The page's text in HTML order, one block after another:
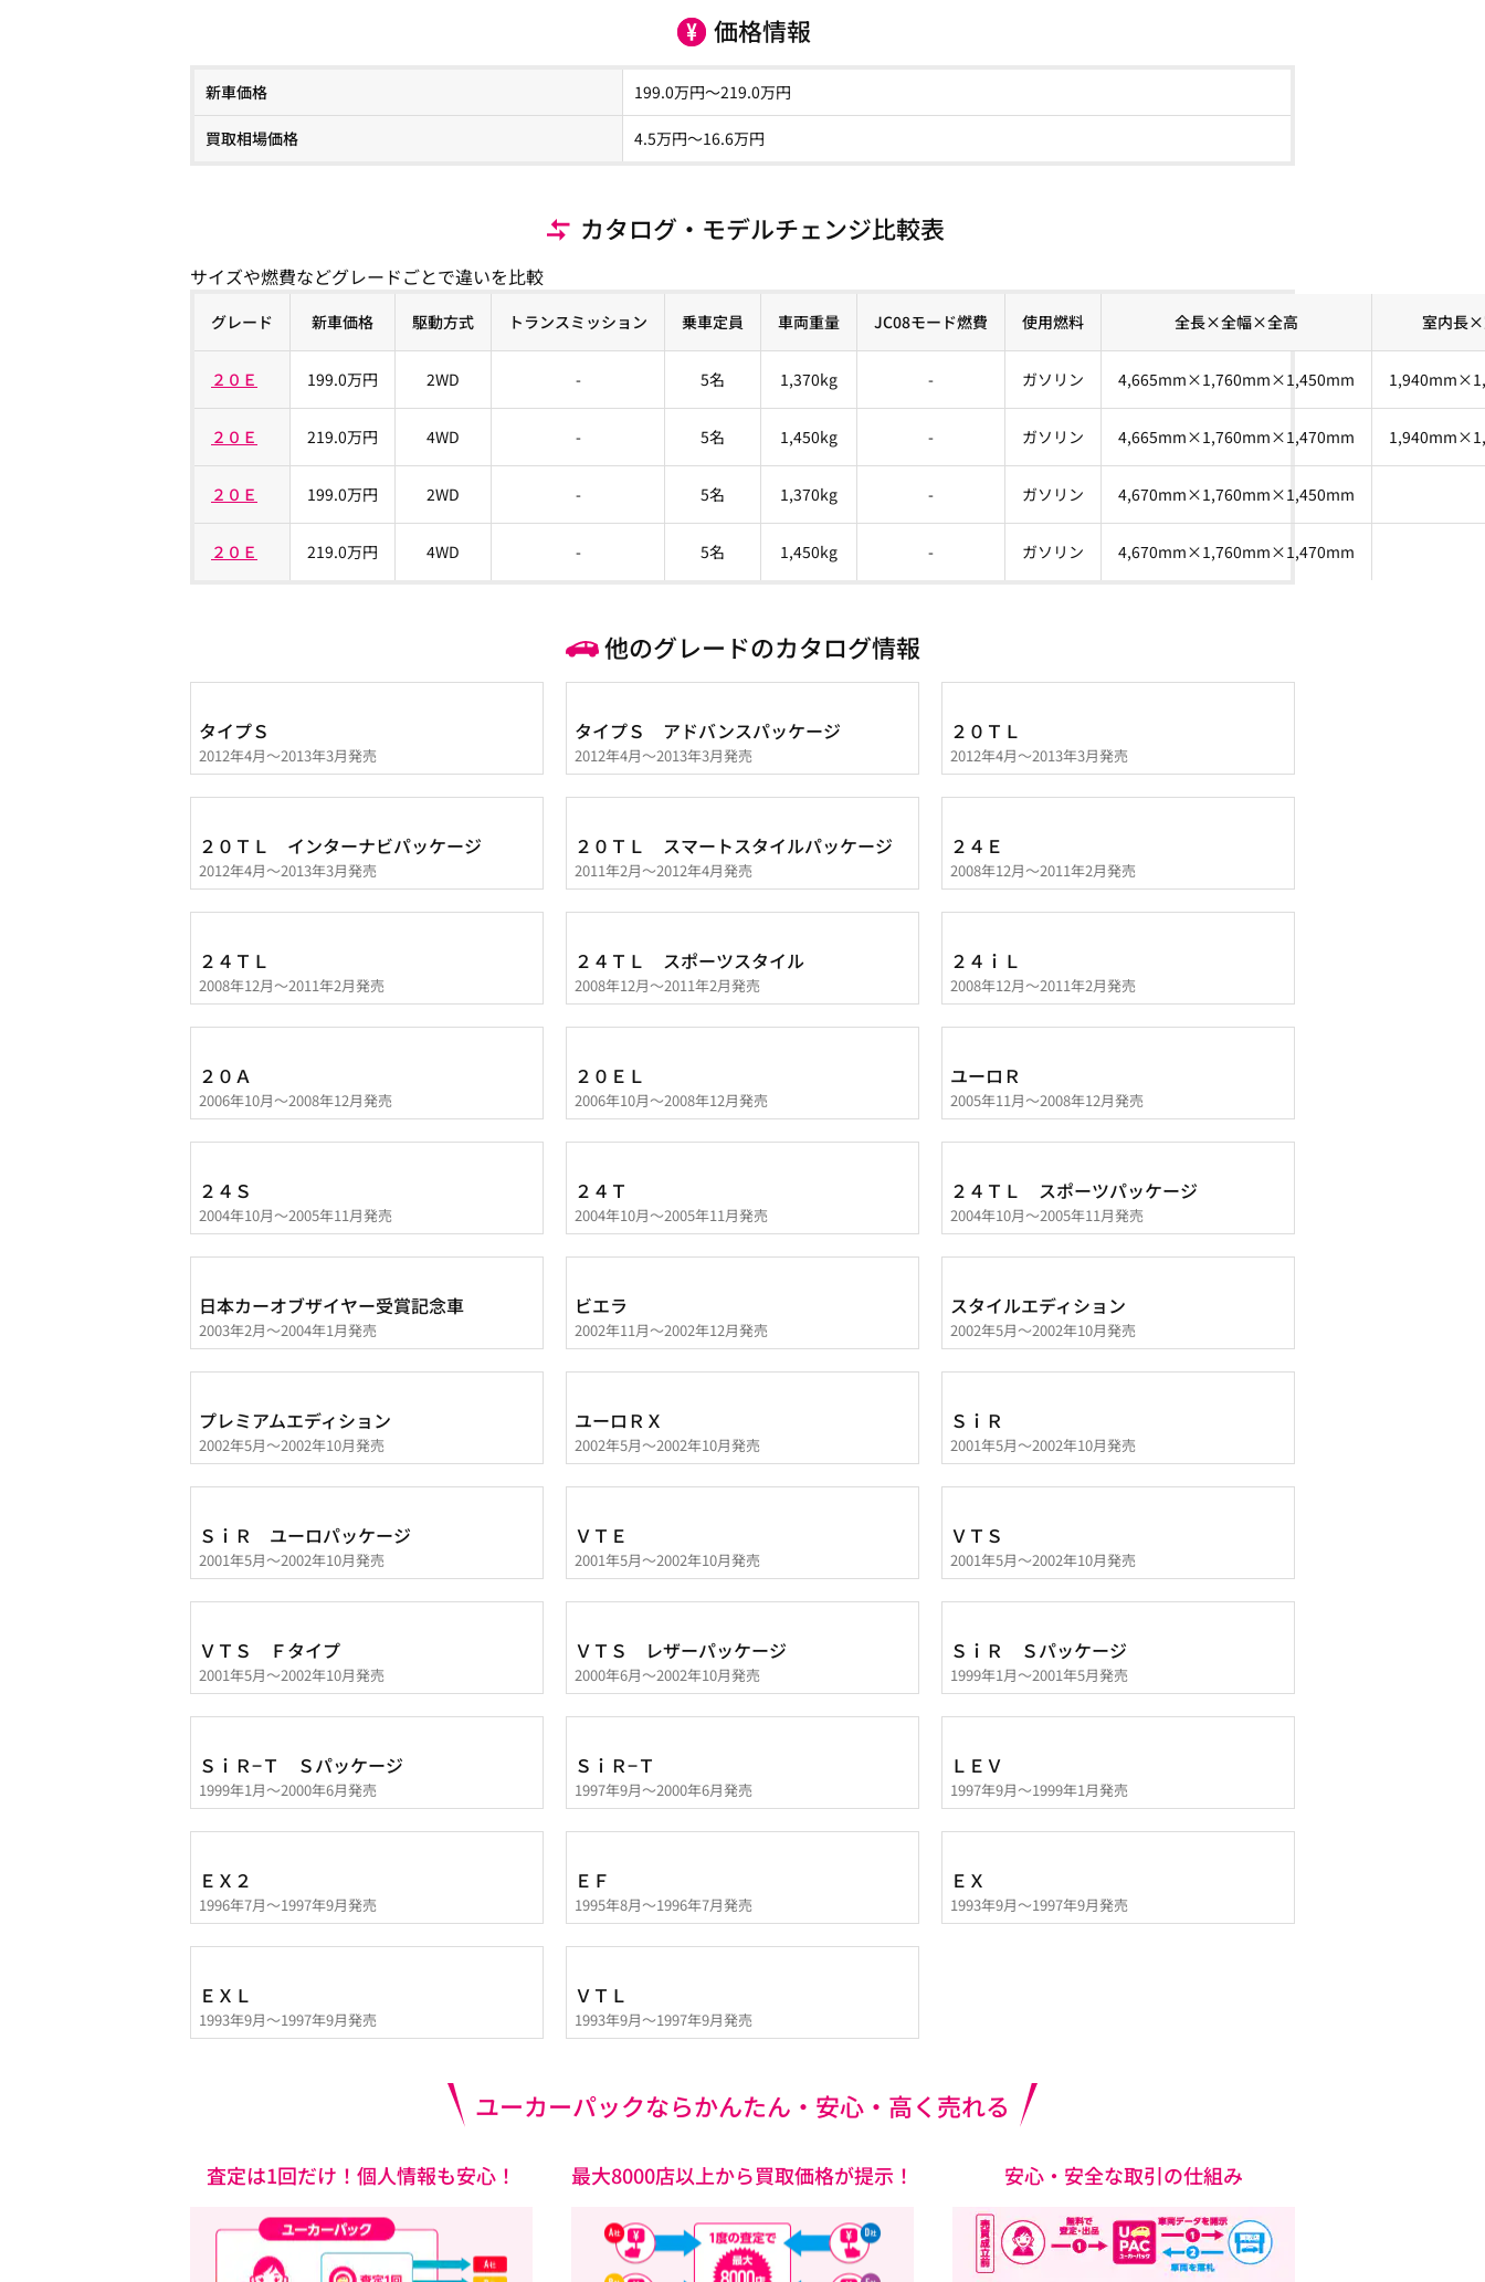
価格情報
新車価格 199.0万円～219.0万円
買取相場価格 4.5万円〜16.6万円
カタログ・モデルチェンジ比較表
サイズや燃費などグレードごとで違いを比較
グレード 新車価格 駆動方式 トランスミッション 乗車定員 車両重量 JC08モード燃費 使用燃料 全長×全幅×全高 室内長
２０Ｅ 199.0万円 2WD - 5名 1,370kg - ガソリン 4,665mm×1,760mm×1,450mm
２０Ｅ 219.0万円 4WD - 5名 1,450kg - ガソリン 4,665mm×1,760mm×1,470mm
２０Ｅ 199.0万円 2WD - 5名 1,370kg - ガソリン 4,670mm×1,760mm×1,450mm
２０Ｅ 219.0万円 4WD - 5名 1,450kg - ガソリン 4,670mm×1,760mm×1,470mm
他のグレードのカタログ情報
タイプＳ
2012年4月～2013年3月発売
タイプＳ アドバンスパッケージ
2012年4月～2013年3月発売
２０ＴＬ
2012年4月～2013年3月発売
２０ＴＬ インターナビパッケージ
2012年4月～2013年3月発売
２０ＴＬ スマートスタイルパッケージ
2011年2月～2012年4月発売
２４Ｅ
2008年12月～2011年2月発売
２４ＴＬ
2008年12月～2011年2月発売
２４ＴＬ スポーツスタイル
2008年12月～2011年2月発売
２４ｉＬ
2008年12月～2011年2月発売
２０Ａ
2006年10月～2008年12月発売
２０ＥＬ
2006年10月～2008年12月発売
ユーロＲ
2005年11月～2008年12月発売
２４Ｓ
2004年10月～2005年11月発売
２４Ｔ
2004年10月～2005年11月発売
２４ＴＬ スポーツパッケージ
2004年10月～2005年11月発売
日本カーオブザイヤー受賞記念車
2003年2月～2004年1月発売
ビエラ
2002年11月～2002年12月発売
スタイルエディション
2002年5月～2002年10月発売
プレミアムエディション
2002年5月～2002年10月発売
ユーロＲＸ
2002年5月～2002年10月発売
ＳｉＲ
2001年5月～2002年10月発売
ＳｉＲ ユーロパッケージ
2001年5月～2002年10月発売
ＶＴＥ
2001年5月～2002年10月発売
ＶＴＳ
2001年5月～2002年10月発売
ＶＴＳ Ｆタイプ
2001年5月～2002年10月発売
ＶＴＳ レザーパッケージ
2000年6月～2002年10月発売
ＳｉＲ Ｓパッケージ
1999年1月～2001年5月発売
ＳｉＲ−Ｔ Ｓパッケージ
1999年1月～2000年6月発売
ＳｉＲ−Ｔ
1997年9月～2000年6月発売
ＬＥＶ
1997年9月～1999年1月発売
ＥＸ２
1996年7月～1997年9月発売
ＥＦ
1995年8月～1996年7月発売
ＥＸ
1993年9月～1997年9月発売
ＥＸＬ
1993年9月～1997年9月発売
ＶＴＬ
1993年9月～1997年9月発売
ユーカーパックならかんたん・安心・高く売れる
査定は1回だけ！個人情報も安心！ 最大8000店以上から買取価格が提示！ 安心・安全な取引の仕組み